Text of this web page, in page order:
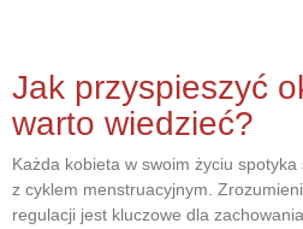
Jak przyspieszyć
warto wiedzieć?
Każda kobieta w swoim życiu
z cyklem menstruacyjnym.
regulacji jest kluczowe dla